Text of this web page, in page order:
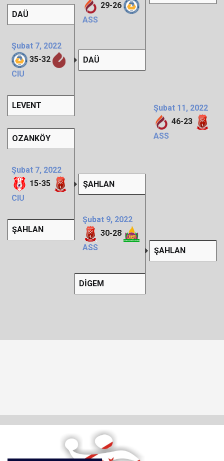
29-26
ASS
DAÜ
Şubat 11, 2022
46-23
ASS
Şubat 7, 2022
35-32
CIU
DAÜ
LEVENT
OZANKÖY
Şubat 7, 2022
15-35
CIU
ŞAHLAN
Şubat 9, 2022
30-28
ASS
ŞAHLAN
ŞAHLAN
DİGEM